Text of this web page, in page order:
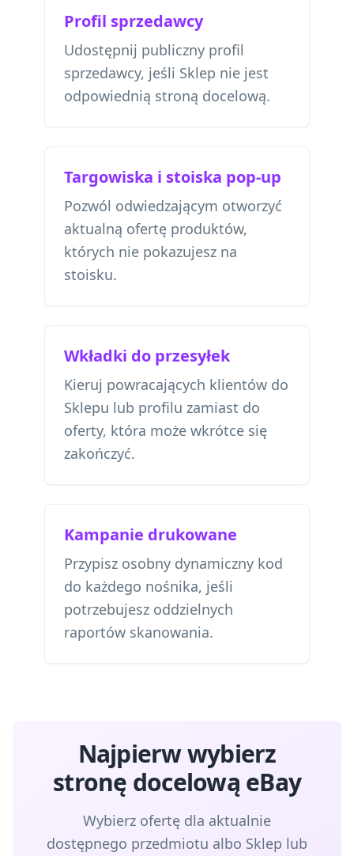
Profil sprzedawcy
Udostępnij publiczny profil
sprzedawcy, jeśli Sklep nie jest
odpowiednią stroną docelową.
Targowiska i stoiska pop-up
Pozwól odwiedzającym otworzyć
aktualną ofertę produktów,
których nie pokazujesz na
stoisku.
Wkładki do przesyłek
Kieruj powracających klientów do
Sklepu lub profilu zamiast do
oferty, która może wkrótce się
zakończyć.
Kampanie drukowane
Przypisz osobny dynamiczny kod
do każdego nośnika, jeśli
potrzebujesz oddzielnych
raportów skanowania.
Najpierw wybierz
stronę docelową eBay
Wybierz ofertę dla aktualnie
dostępnego przedmiotu albo Sklep lub